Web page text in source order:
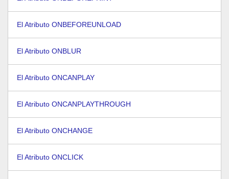
El Atributo ONBEFOREUNLOAD
El Atributo ONBLUR
El Atributo ONCANPLAY
El Atributo ONCANPLAYTHROUGH
El Atributo ONCHANGE
El Atributo ONCLICK